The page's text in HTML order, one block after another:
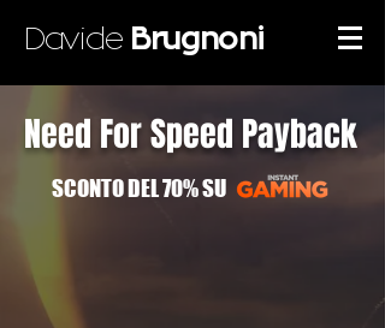
Davide Brugnoni
Need For Speed Payback
SCONTO DEL 70% SU